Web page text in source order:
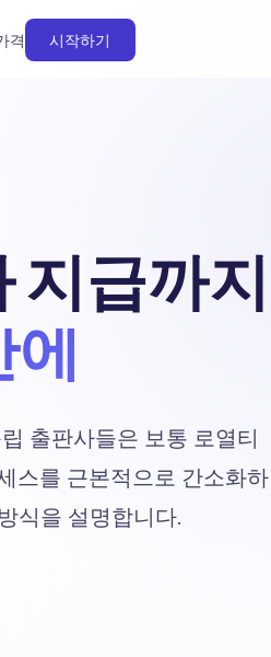
격 시작하기
지급까지
출판사들은 보통 로열티
스를 근본적으로 간소화하
식을 설명합니다.